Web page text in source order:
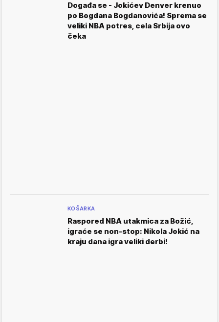
Događa se - Jokićev Denver krenuo
po Bogdana Bogdanovića! Sprema se
veliki NBA potres, cela Srbija ovo
čeka
KOŠARKA
Raspored NBA utakmica za Božić,
igraće se non-stop: Nikola Jokić na
kraju dana igra veliki derbi!